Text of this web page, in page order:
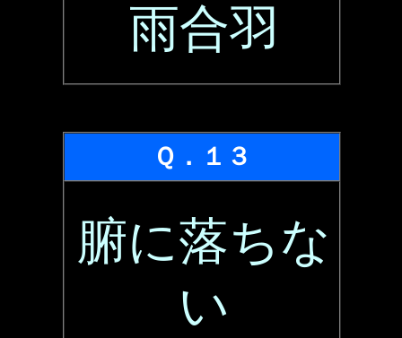
雨合羽
Ｑ．１３
腑に落ちな
い